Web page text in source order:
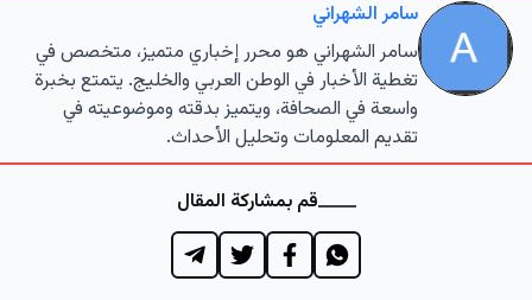
سامر الشهراني
سامر الشهراني هو محرر إخباري متميز، متخصص في
تغطية الأخبار في الوطن العربي والخليج. يتمتع بخبرة
واسعة في الصحافة، ويتميز بدقته وموضوعيته في
تقديم المعلومات وتحليل الأحداث.
قم بمشاركة المقال